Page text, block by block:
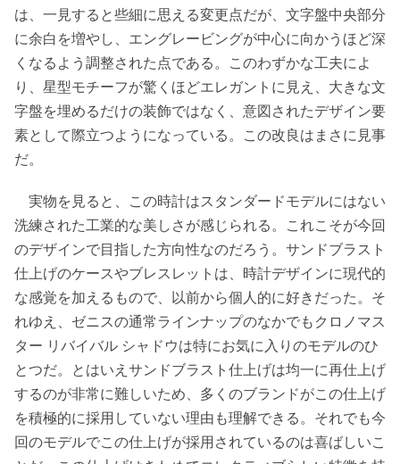
は、一見すると些細に思える変更点だが、文字盤中央部分
に余白を増やし、エングレービングが中心に向かうほど深
くなるよう調整された点である。このわずかな工夫によ
り、星型モチーフが驚くほどエレガントに見え、大きな文
字盤を埋めるだけの装飾ではなく、意図されたデザイン要
素として際立つようになっている。この改良はまさに見事
だ。
実物を見ると、この時計はスタンダードモデルにはない
洗練された工業的な美しさが感じられる。これこそが今回
のデザインで目指した方向性なのだろう。サンドブラスト
仕上げのケースやブレスレットは、時計デザインに現代的
な感覚を加えるもので、以前から個人的に好きだった。そ
れゆえ、ゼニスの通常ラインナップのなかでもクロノマス
ター リバイバル シャドウは特にお気に入りのモデルのひ
とつだ。とはいえサンドブラスト仕上げは均一に再仕上げ
するのが非常に難しいため、多くのブランドがこの仕上げ
を積極的に採用していない理由も理解できる。それでも今
回のモデルでこの仕上げが採用されているのは喜ばしいこ